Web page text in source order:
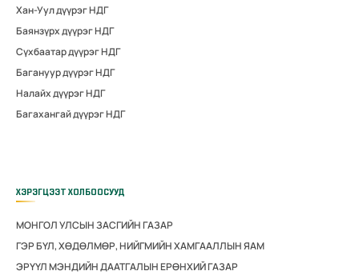
Хан-Уул дүүрэг НДГ
Баянзүрх дүүрэг НДГ
Сүхбаатар дүүрэг НДГ
Багануур дүүрэг НДГ
Налайх дүүрэг НДГ
Багахангай дүүрэг НДГ
ХЭРЭГЦЭЭТ ХОЛБООСУУД
МОНГОЛ УЛСЫН ЗАСГИЙН ГАЗАР
ГЭР БҮЛ, ХӨДӨЛМӨР, НИЙГМИЙН ХАМГААЛЛЫН ЯАМ
ЭРҮҮЛ МЭНДИЙН ДААТГАЛЫН ЕРӨНХИЙ ГАЗАР